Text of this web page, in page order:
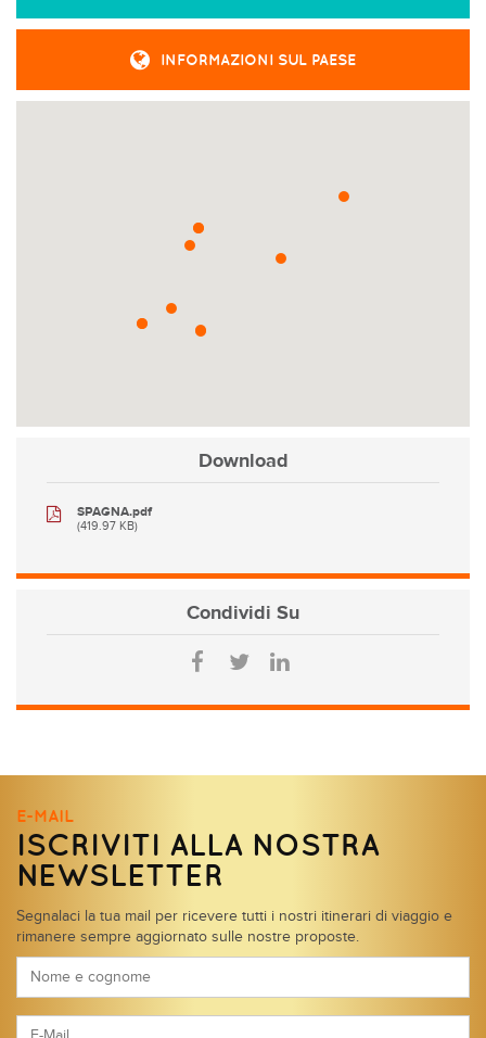
INFORMAZIONI SUL PAESE
Download
SPAGNA.pdf
(419.97 KB)
Condividi Su
E-MAIL
ISCRIVITI ALLA NOSTRA
NEWSLETTER
Segnalaci la tua mail per ricevere tutti i nostri itinerari di viaggio e
rimanere sempre aggiornato sulle nostre proposte.